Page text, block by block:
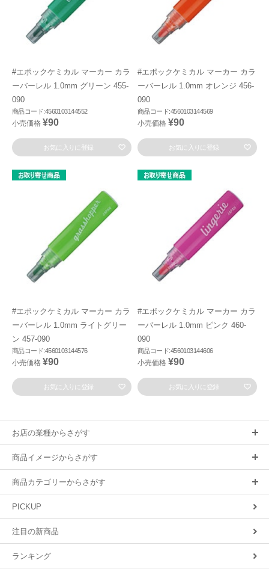
#エポックケミカル マーカー カラ
ーバーレル 1.0mm グリーン 455-
090
商品コード:4560103144552
小売価格 ¥90
お気に入りに登録
#エポックケミカル マーカー カラ
ーバーレル 1.0mm オレンジ 456-
090
商品コード:4560103144569
小売価格 ¥90
お気に入りに登録
#エポックケミカル マーカー カラ
ーバーレル 1.0mm ライトグリー
ン 457-090
商品コード:4560103144576
小売価格 ¥90
お気に入りに登録
#エポックケミカル マーカー カラ
ーバーレル 1.0mm ピンク 460-
090
商品コード:4560103144606
小売価格 ¥90
お気に入りに登録
お店の業種からさがす
商品イメージからさがす
商品カテゴリーからさがす
PICKUP
注目の新商品
ランキング